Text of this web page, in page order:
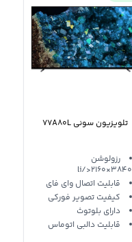
تلویزیون سونی 77A80L
رزولوشن
3840×2160</li
قابلیت اتصال وای فای
کیفیت تصویر فورکی
دارای بلوتوث
قابلیت دالبی اتوماس